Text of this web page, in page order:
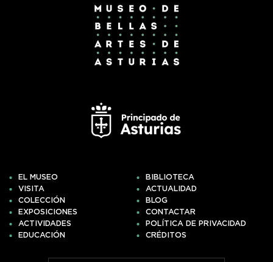
EL MUSEO
BIBLIOTECA
VISITA
ACTUALIDAD
COLECCIÓN
BLOG
EXPOSICIONES
CONTACTAR
ACTIVIDADES
POLÍTICA DE PRIVACIDAD
EDUCACIÓN
CRÉDITOS